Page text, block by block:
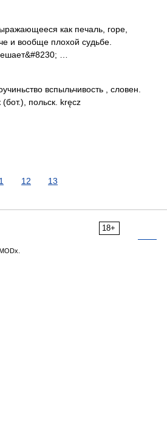
как печаль, горе,
и вообще плохой судьбе.
…
вспыльчивость , словен.
польск. kręcz
12 13
18+